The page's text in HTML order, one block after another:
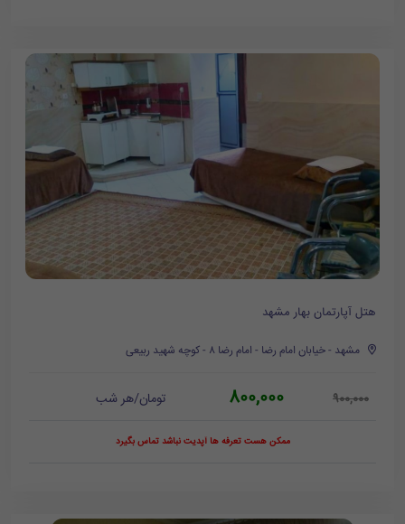
هتل آپارتمان بهار مشهد
مشهد - خیابان امام رضا - امام رضا ۸ - کوچه شهید ربیعی
900,000
800,000 تومان/هر شب
ممکن هست تعرفه ها آپدیت نباشد تماس بگیرد